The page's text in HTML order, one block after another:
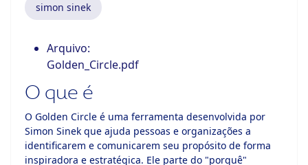
simon sinek
Arquivo:
Golden_Circle.pdf
O que é
O Golden Circle é uma ferramenta desenvolvida por
Simon Sinek que ajuda pessoas e organizações a
identificarem e comunicarem seu propósito de forma
inspiradora e estratégica. Ele parte do "porquê"